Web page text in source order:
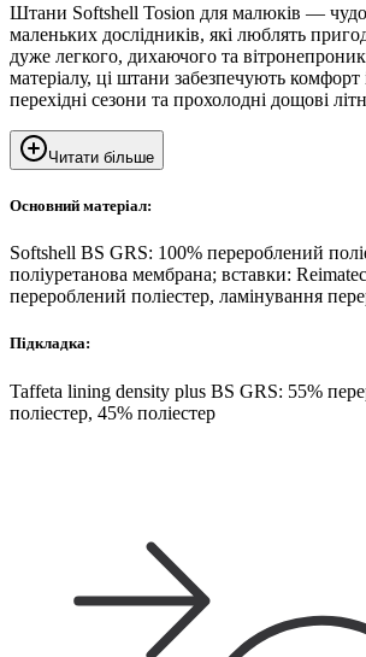
Штани Softshell Tosion для малюків —
маленьких дослідників, які люблять
дуже легкого, дихаючого та
матеріалу, ці штани забезпечують комфорт
перехідні сезони та прохолодні дощові
Читати більше
Основний матеріал:
Softshell BS GRS: 100% перероблений
поліуретанова мембрана; вставки:
перероблений поліестер, ламінування
Підкладка:
Taffeta lining density plus BS GRS: 55%
поліестер, 45% поліестер